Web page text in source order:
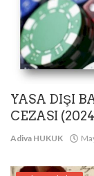
YASA DIŞI
CEZASI
Adiva HUKUK